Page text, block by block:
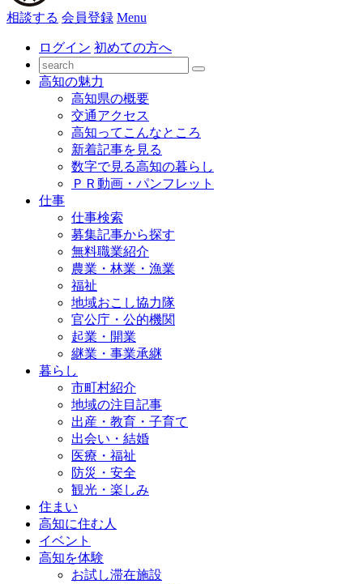
相談する 会員登録 Menu
ログイン 初めての方へ
高知の魅力
高知県の概要
交通アクセス
高知ってこんなところ
新着記事を見る
数字で見る高知の暮らし
ＰＲ動画・パンフレット
仕事
仕事検索
募集記事から探す
無料職業紹介
農業・林業・漁業
福祉
地域おこし協力隊
官公庁・公的機関
起業・開業
継業・事業承継
暮らし
市町村紹介
地域の注目記事
出産・教育・子育て
出会い・結婚
医療・福祉
防災・安全
観光・楽しみ
住まい
高知に住む人
イベント
高知を体験
お試し滞在施設